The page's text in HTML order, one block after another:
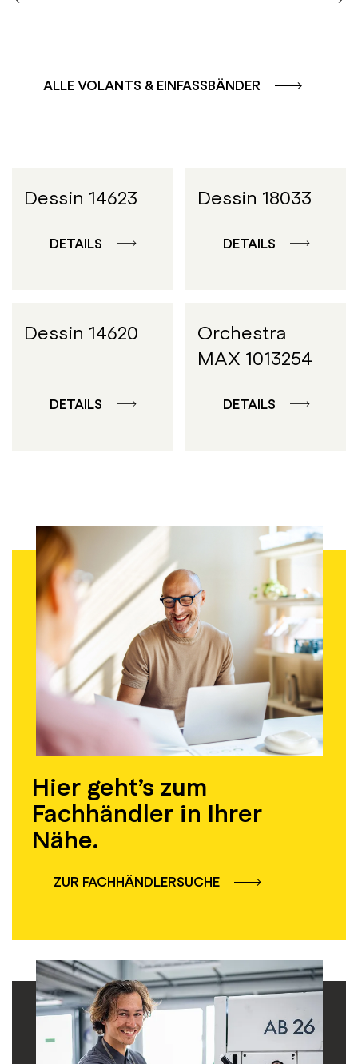
ALLE VOLANTS & EINFASSBÄNDER
Dessin 14623
DETAILS
Dessin 18033
DETAILS
Dessin 14620
DETAILS
Orchestra
MAX 1013254
DETAILS
Hier geht’s zum
Fachhändler in Ihrer
Nähe.
ZUR FACHHÄNDLERSUCHE